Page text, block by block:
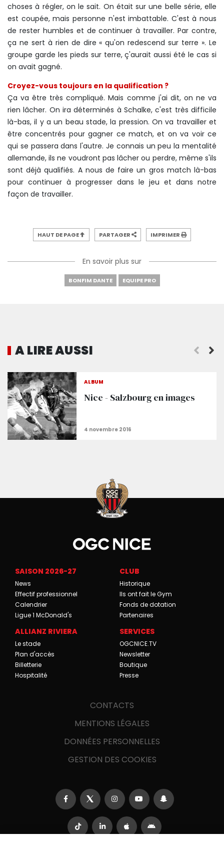
choses à régler, on le sait. On était sur une belle série, elle
est coupée, mais personne n'est imbattable. C'est à nous
de rester humbles et de continuer à travailler. Par contre,
ça ne sert à rien de dire « qu'on redescend sur terre ». Le
groupe garde les pieds sur terre, ç'aurait aussi été le cas si
on avait gagné.
Croyez-vous toujours en la qualification ?
Ça va être très compliqué. Mais comme j'ai dit, on ne va
rien lâcher. On ira déterminés à Schalke, c'est très difficile
là-bas, il y a un beau stade, la pression. On va travailler et
être concentrés pour gagner ce match, et on va voir ce
qui se passera dans l'autre. Je connais un peu la mentalité
allemande, ils ne voudront pas lâcher ou perdre, même s'ils
sont déjà qualifiés. A nous de faire un gros match là-bas
pour continuer à progresser dans le jeu et dans notre
façon de travailler.
HAUT DE PAGE PARTAGER IMPRIMER
En savoir plus sur
BONFIM DANTE EQUIPE PRO
A LIRE AUSSI
ALBUM
Nice - Salzbourg en images
Le Gym trébuche en deux minutes
SAISON 2026-27
News
Effectif professionnel
Calendrier
Ligue 1 McDonald's
CLUB
Historique
Ils ont fait le Gym
Fonds de dotation
Partenaires
ALLIANZ RIVIERA
Le stade
Plan d'accès
Billetterie
Hospitalité
SERVICES
OGCNICE.TV
Newsletter
Boutique
Presse
CONTACTS
MENTIONS LÉGALES
DONNÉES PERSONNELLES
GESTION DES COOKIES